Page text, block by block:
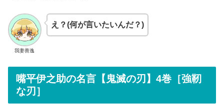
我妻善逸
え？(何が言いたいんだ？)
嘴平伊之助の名言【鬼滅の刃】4巻［強靭
な刃］